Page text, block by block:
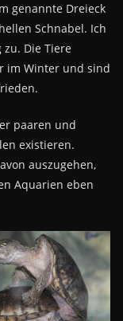
genannte Dreieck
Schnabel. Ich
Die Tiere
im Winter und sind
paaren und
existieren.
auszugehen,
Aquarien eben